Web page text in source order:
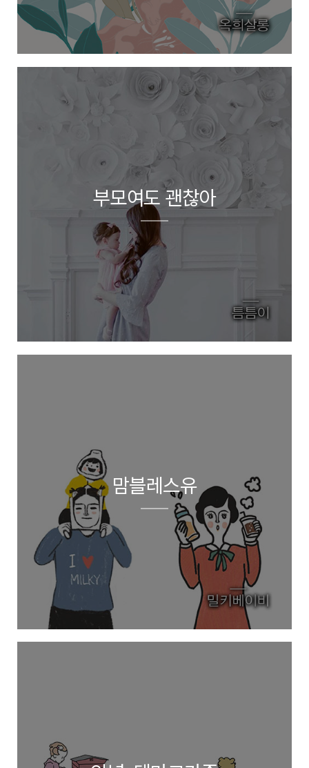
부모여도 괜찮아
맘블레스유